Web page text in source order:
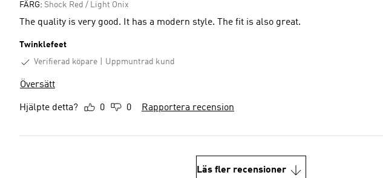
FÄRG: Shock Red / Light Onix
The quality is very good. It has a modern style. The fit is also great.
Twinklefeet
Verifierad köpare
Uppmuntrad kund
Översätt
Hjälpte detta? 0 0 Rapportera recension
Läs fler recensioner